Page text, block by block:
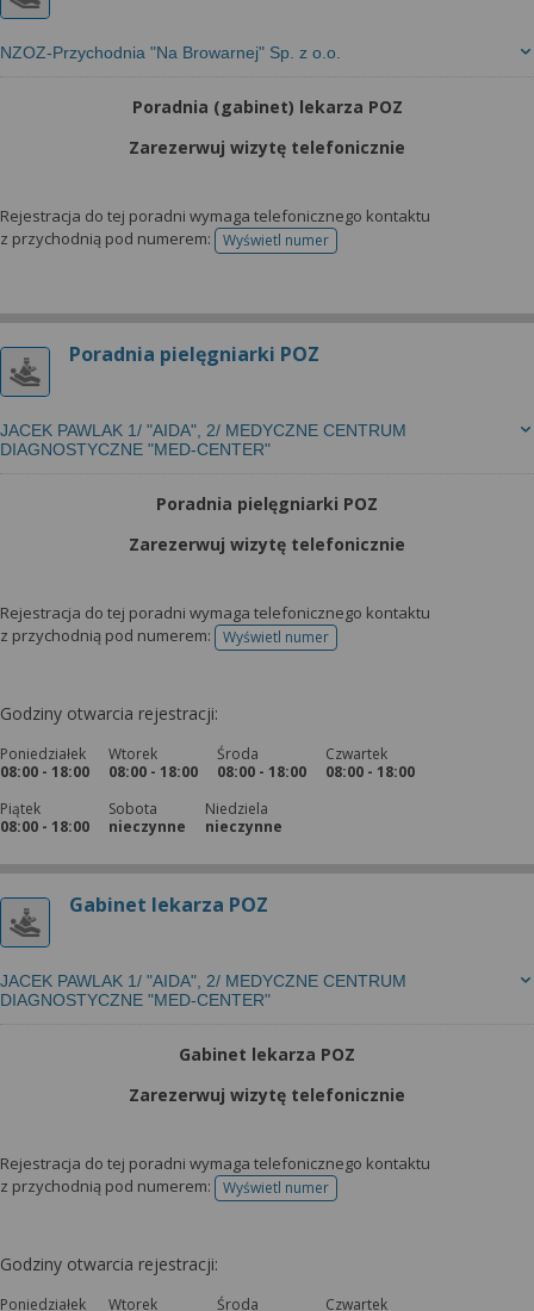
NZOZ-Przychodnia "Na Browarnej" Sp. z o.o.
Poradnia (gabinet) lekarza POZ
Zarezerwuj wizytę telefonicznie
Rejestracja do tej poradni wymaga telefonicznego kontaktu
z przychodnią pod numerem:
Wyświetl numertelefonu do rejestracji
Poradnia pielęgniarki POZ
JACEK PAWLAK 1/ "AIDA", 2/ MEDYCZNE CENTRUM
DIAGNOSTYCZNE "MED-CENTER"
Poradnia pielęgniarki POZ
Zarezerwuj wizytę telefonicznie
Rejestracja do tej poradni wymaga telefonicznego kontaktu
z przychodnią pod numerem:
Wyświetl numertelefonu do rejestracji
Godziny otwarcia rejestracji:
Poniedziałek
08:00 - 18:00
Wtorek
08:00 - 18:00
Środa
08:00 - 18:00
Czwartek
08:00 - 18:00
Piątek
08:00 - 18:00
Sobota
nieczynne
Niedziela
nieczynne
Gabinet lekarza POZ
JACEK PAWLAK 1/ "AIDA", 2/ MEDYCZNE CENTRUM
DIAGNOSTYCZNE "MED-CENTER"
Gabinet lekarza POZ
Zarezerwuj wizytę telefonicznie
Rejestracja do tej poradni wymaga telefonicznego kontaktu
z przychodnią pod numerem:
Wyświetl numertelefonu do rejestracji
Godziny otwarcia rejestracji:
Poniedziałek Wtorek Środa Czwartek